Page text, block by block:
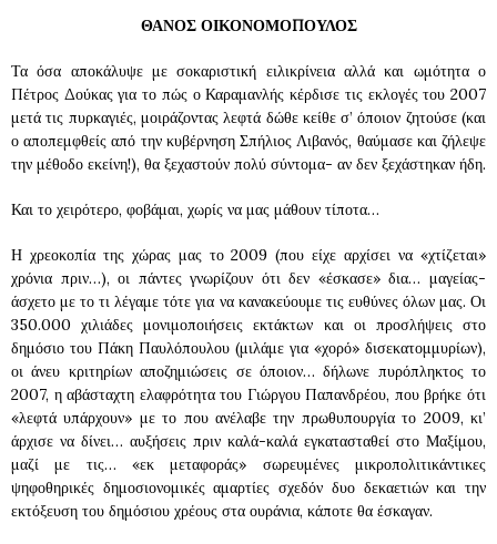
ΘΑΝΟΣ ΟΙΚΟΝΟΜΟΠΟΥΛΟΣ
Τα όσα αποκάλυψε με σοκαριστική ειλικρίνεια αλλά και ωμότητα ο
Πέτρος Δούκας για το πώς ο Καραμανλής κέρδισε τις εκλογές του 2007
μετά τις πυρκαγιές, μοιράζοντας λεφτά δώθε κείθε σ’ όποιον ζητούσε (και
ο αποπεμφθείς από την κυβέρνηση Σπήλιος Λιβανός, θαύμασε και ζήλεψε
την μέθοδο εκείνη!), θα ξεχαστούν πολύ σύντομα- αν δεν ξεχάστηκαν ήδη.
Και το χειρότερο, φοβάμαι, χωρίς να μας μάθουν τίποτα…
Η χρεοκοπία της χώρας μας το 2009 (που είχε αρχίσει να «χτίζεται»
χρόνια πριν…), οι πάντες γνωρίζουν ότι δεν «έσκασε» δια… μαγείας-
άσχετο με το τι λέγαμε τότε για να κανακεύουμε τις ευθύνες όλων μας. Οι
350.000 χιλιάδες μονιμοποιήσεις εκτάκτων και οι προσλήψεις στο
δημόσιο του Πάκη Παυλόπουλου (μιλάμε για «χορό» δισεκατομμυρίων),
οι άνευ κριτηρίων αποζημιώσεις σε όποιον… δήλωνε πυρόπληκτος το
2007, η αβάσταχτη ελαφρότητα του Γιώργου Παπανδρέου, που βρήκε ότι
«λεφτά υπάρχουν» με το που ανέλαβε την πρωθυπουργία το 2009, κι’
άρχισε να δίνει… αυξήσεις πριν καλά-καλά εγκατασταθεί στο Μαξίμου,
μαζί με τις… «εκ μεταφοράς» σωρευμένες μικροπολιτικάντικες
ψηφοθηρικές δημοσιονομικές αμαρτίες σχεδόν δυο δεκαετιών και την
εκτόξευση του δημόσιου χρέους στα ουράνια, κάποτε θα έσκαγαν.